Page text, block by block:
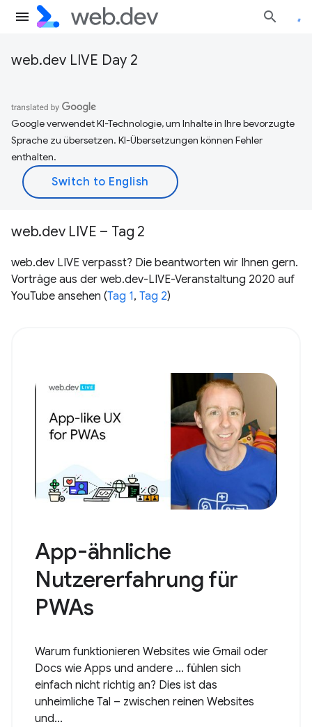
web.dev LIVE Day 2
Google verwendet KI-Technologie, um Inhalte in Ihre bevorzugte
Sprache zu übersetzen. KI-Übersetzungen können Fehler
enthalten.
web.dev LIVE – Tag 2
web.dev LIVE verpasst? Die beantworten wir Ihnen gern.
Vorträge aus der web.dev-LIVE-Veranstaltung 2020 auf
YouTube ansehen (Tag 1, Tag 2)
App-ähnliche
Nutzererfahrung für
PWAs
Warum funktionieren Websites wie Gmail oder
Docs wie Apps und andere ... fühlen sich
einfach nicht richtig an? Dies ist das
unheimliche Tal – zwischen reinen Websites
und...